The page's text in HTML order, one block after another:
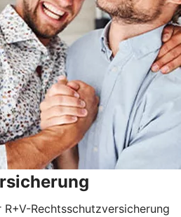
Rechtsschutzversicherung